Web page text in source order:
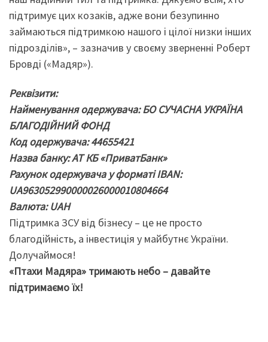
підтримує цих козаків, адже вони безупинно
займаються підтримкою нашого і цілої низки інших
підрозділів», – зазначив у своєму зверненні Роберт
Бровді («Мадяр»).
Реквізити:
Найменування одержувача: БО СУЧАСНА УКРАЇНА
БЛАГОДІЙНИЙ ФОНД
Код одержувача: 44655421
Назва банку: АТ КБ «ПриватБанк»
Рахунок одержувача у форматі IBAN:
UA963052990000026000010804664
Валюта: UAH
Підтримка ЗСУ від бізнесу – це не просто
благодійність, а інвестиція у майбутнє України.
Долучаймося!
«Птахи Мадяра» тримають небо – давайте
підтримаємо їх!